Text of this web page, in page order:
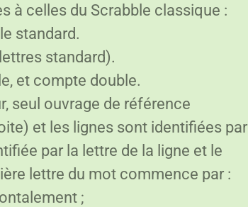
à celles du Scrabble classique :
standard.
standard).
et compte double.
seul ouvrage de référence
et les lignes sont identifiées par
par la lettre de la ligne et le
lettre du mot commence par :
;